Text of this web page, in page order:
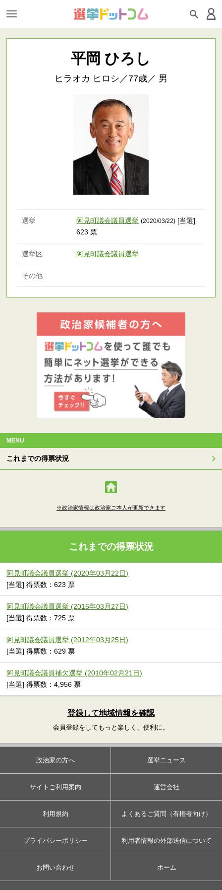
平岡 ひろし
ヒラオカ ヒロシ／77歳／ 男
選挙 阿見町議会議員選挙 (2020/03/22) [当選]
623 票
選挙区 阿見町議会議員選挙
その他
MENU
これまでの得票状況
※政治家情報は政治家ご本人が更新できます
これまでの得票状況
阿見町議会議員選挙 (2020年03月22日)
[当選] 得票数：623 票
阿見町議会議員選挙 (2016年03月27日)
[当選] 得票数：725 票
阿見町議会議員選挙 (2012年03月25日)
[当選] 得票数：629 票
阿見町議会議員補欠選挙 (2010年02月21日)
[当選] 得票数：4,956 票
登録して地域情報を確認
会員登録をしてもっと楽しく、便利に。
政治家の方へ 選挙ニュース
サイトご利用案内 運営会社
利用規約 よくあるご質問（有権者向け）
プライバシーポリシー 利用者情報の外部送信について
お問い合わせ ホーム